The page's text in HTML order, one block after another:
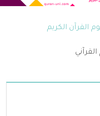
القرآن الكريم